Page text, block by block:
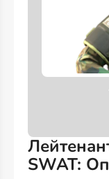
SWAT: